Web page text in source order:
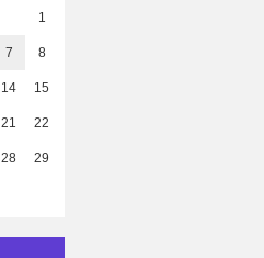
1
7 8
14 15
21 22
28 29